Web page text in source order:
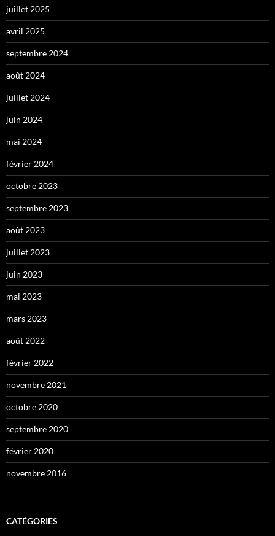
juillet 2025
avril 2025
septembre 2024
août 2024
juillet 2024
juin 2024
mai 2024
février 2024
octobre 2023
septembre 2023
août 2023
juillet 2023
juin 2023
mai 2023
mars 2023
août 2022
février 2022
novembre 2021
octobre 2020
septembre 2020
février 2020
novembre 2016
CATÉGORIES